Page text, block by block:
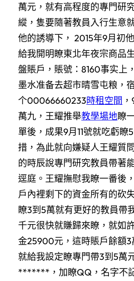
萬元，就有高程度的專門研
縱，隻要隨著教員入行生意
他的誘導下， 2015年9月初
給我開明瞭東北年夜宗商品
盤賬戶，賬號：8160事实上
墨水准备去超市晴雪屯粮，
个00066660233時租空間
萬九，王耀推舉教學場地瞭
單後，成果9月11號就吃虧瞭
措，為此就向嫌疑人王耀質
的時辰說專門研究教員帶著
逕庭。王耀撫慰我瞭一番後
戶內裡剩下的資金所有的砍
瞭3到5萬就有更好的教員帶
千元很快就賺歸來瞭，就如
金25900元，這時賬戶餘額3
就給我設定瞭專門帶3到5萬
*******，加瞭QQ，名字不